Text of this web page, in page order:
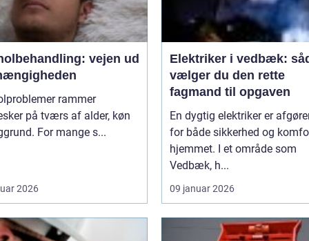
vejen ud
rammer
på tværs af alder, køn
For mange s...
2026
Elektriker i vedbæk:
vælger du den rette
fagmand til opgaven
En dygtig elektriker er
for både sikkerhed og
hjemmet. I et område som
Vedbæk, h...
09 januar 2026